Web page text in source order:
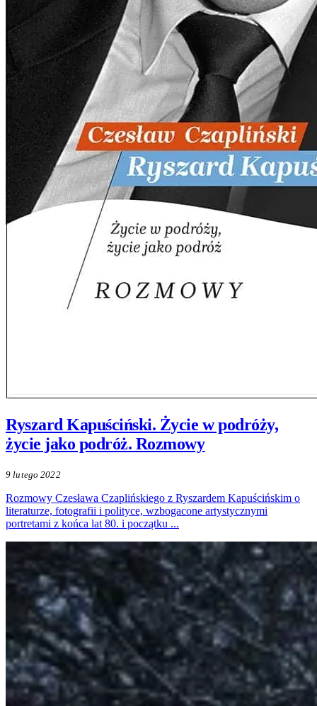
Ryszard Kapuściński. Życie w podróży,
życie jako podróż. Rozmowy
9 lutego 2022
Rozmowy Czesława Czaplińskiego z Ryszardem Kapuścińskim o
literaturze, fotografii i polityce, wzbogacone artystycznymi
portretami z końca lat 80. i początku ...